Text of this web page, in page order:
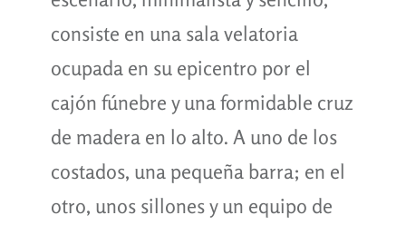
consiste en una sala velatoria
ocupada en su epicentro por el
cajón fúnebre y una formidable cruz
de madera en lo alto. A uno de los
costados, una pequeña barra; en el
otro, unos sillones y un equipo de